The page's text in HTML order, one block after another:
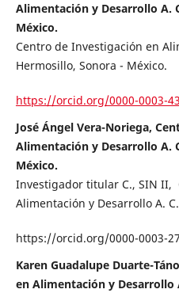
Alimentación y Desarrollo A.
México.
Centro de Investigación en
Hermosillo, Sonora - México.
https://orcid.org/0000-0003-
José Ángel Vera-Noriega,
Alimentación y Desarrollo A.
México.
Investigador titular C., SIN II,
Alimentación y Desarrollo A.
https://orcid.org/0000-0003-
Karen Guadalupe Duarte-
en Alimentación y Desarrollo